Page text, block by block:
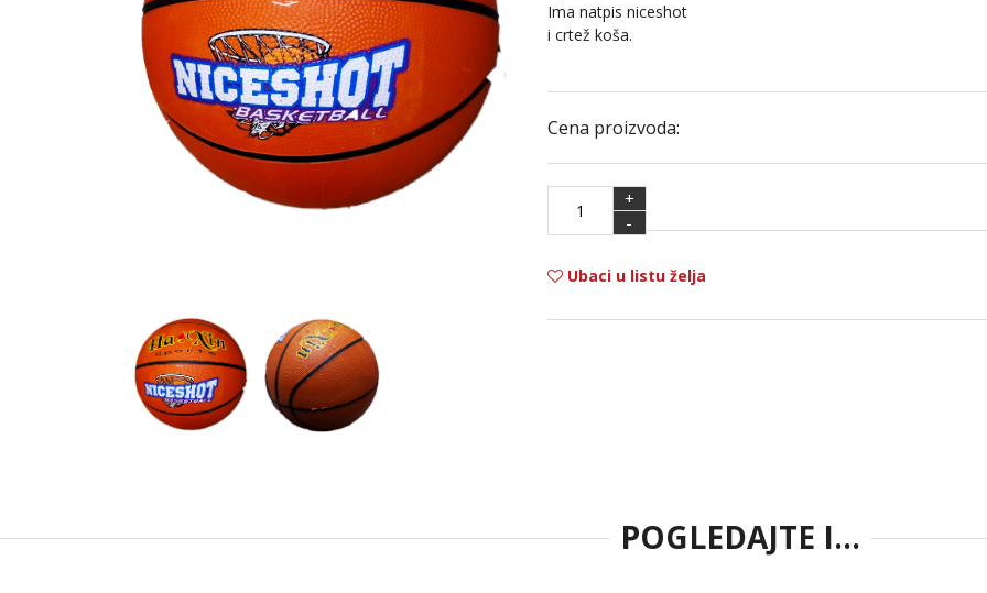
Ima natpis niceshot
i crtež koša.
Cena proizvoda:
+
-
Ubaci u listu želja
POGLEDAJTE I...